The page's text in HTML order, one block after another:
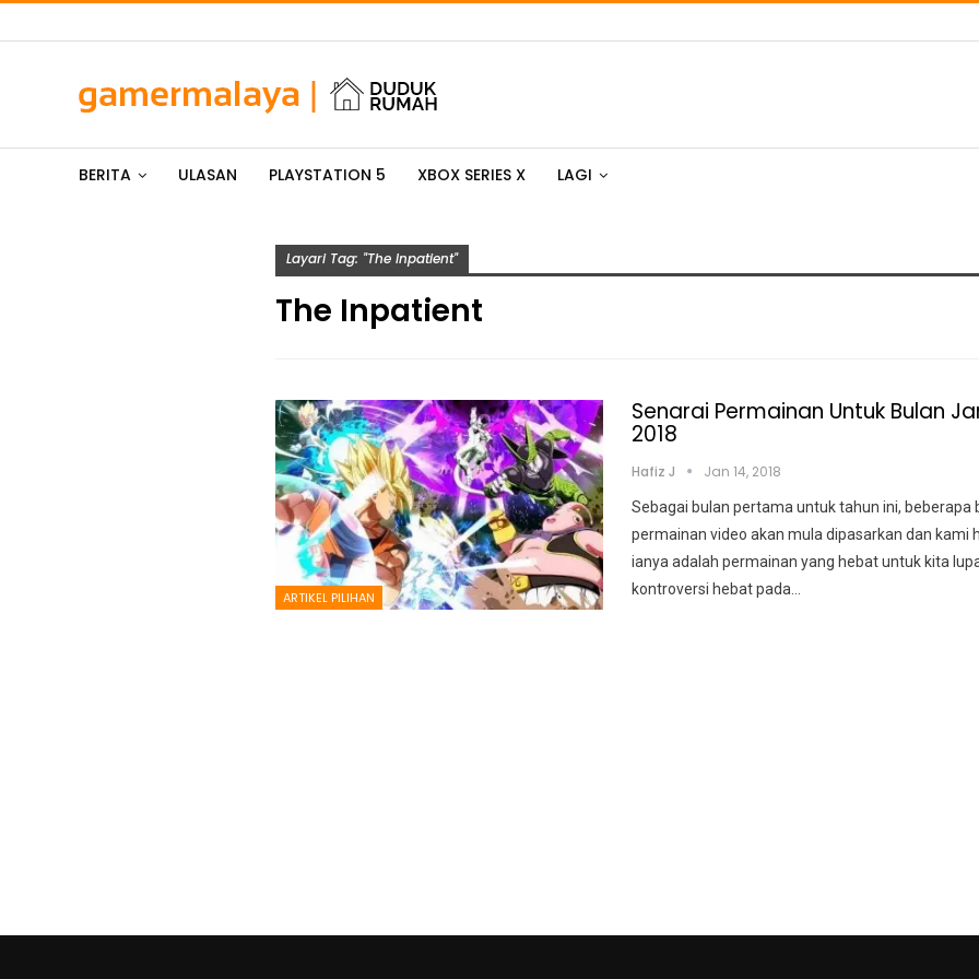
BERITA ULASAN PLAYSTATION 5 XBOX SERIES X LAGI
Layari Tag: "The Inpatient"
The Inpatient
ARTIKEL PILIHAN
Senarai Permainan Untuk Bulan
2018
Hafiz J Jan 14, 2018
Sebagai bulan pertama untuk tahun ini, beberapa
permainan video akan mula dipasarkan dan kami
ianya adalah permainan yang hebat untuk kita
kontroversi hebat pada…